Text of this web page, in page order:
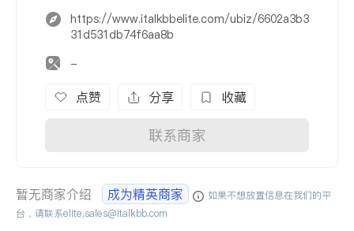
https://www.italkbbelite.com/ubiz/6602a3b3
31d531db74f6aa8b
-
点赞 分享 收藏
联系商家
暂无商家介绍 成为精英商家
如果不想放置信息在我们的平
台，请联系elite.sales@italkbb.com